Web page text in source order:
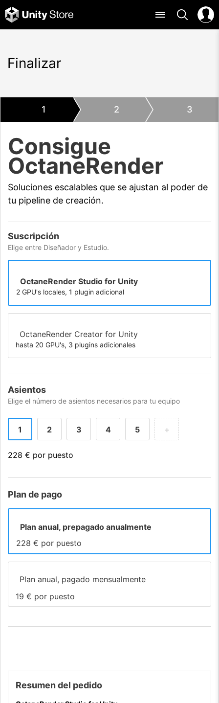
Finalizar
1 2 3
Consigue
OctaneRender
Soluciones escalables que se ajustan al poder de
tu pipeline de creación.
Suscripción
Elige entre Diseñador y Estudio.
OctaneRender Studio for Unity
2 GPU's locales, 1 plugin adicional
OctaneRender Creator for Unity
hasta 20 GPU's, 3 plugins adicionales
Asientos
Elige el número de asientos necesarios para tu equipo
1 2 3 4 5 +
228 € por puesto
Plan de pago
Plan anual, prepagado anualmente
228 € por puesto
Plan anual, pagado mensualmente
19 € por puesto
Resumen del pedido